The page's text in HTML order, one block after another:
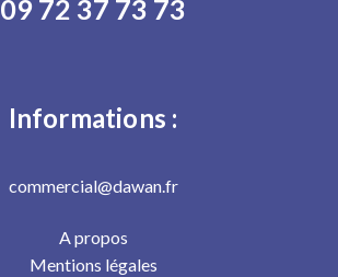
09 72 37 73 73
Informations :
commercial@dawan.fr
A propos
Mentions légales